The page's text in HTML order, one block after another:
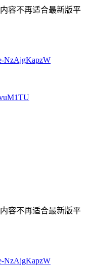
容不再适合最新版平
NzAjgKapzW
容不再适合最新版平
NzAjgKapzW